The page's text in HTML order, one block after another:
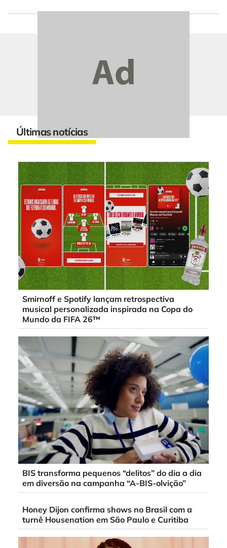
Últimas notícias
Smirnoff e Spotify lançam retrospectiva
musical personalizada inspirada na Copa do
Mundo da FIFA 26™
BIS transforma pequenos “delitos” do dia a dia
em diversão na campanha “A-BIS-olvição”
Honey Dijon confirma shows no Brasil com a
turnê Housenation em São Paulo e Curitiba